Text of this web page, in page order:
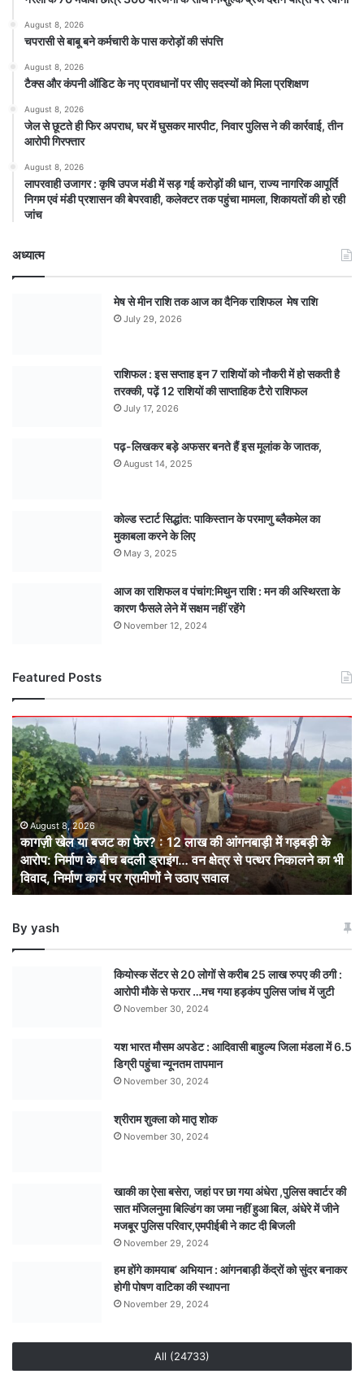
August 8, 2026
चपरासी से बाबू बने कर्मचारी के पास करोड़ों की संपत्ति
August 8, 2026
टैक्स और कंपनी ऑडिट के नए प्रावधानों पर सीए सदस्यों को मिला प्रशिक्षण
August 8, 2026
जेल से छूटते ही फिर अपराध, घर में घुसकर मारपीट, निवार पुलिस ने की कार्रवाई, तीन
आरोपी गिरफ्तार
August 8, 2026
लापरवाही उजागर : कृषि उपज मंडी में सड़ गई करोड़ों की धान, राज्य नागरिक आपूर्ति
निगम एवं मंडी प्रशासन की बेपरवाही, कलेक्टर तक पहुंचा मामला, शिकायतों की हो रही
जांच
अध्यात्म
मेष से मीन राशि तक आज का दैनिक राशिफल मेष राशि
July 29, 2026
राशिफल : इस सप्ताह इन 7 राशियों को नौकरी में हो सकती है
तरक्की, पढ़ें 12 राशियों की साप्ताहिक टैरो राशिफल
July 17, 2026
पढ़-लिखकर बड़े अफसर बनते हैं इस मूलांक के जातक,
August 14, 2025
कोल्ड स्टार्ट सिद्धांत: पाकिस्तान के परमाणु ब्लैकमेल का
मुकाबला करने के लिए
May 3, 2025
आज का राशिफल व पंचांग:मिथुन राशि : मन की अस्थिरता के
कारण फैसले लेने में सक्षम नहीं रहेंगे
November 12, 2024
Featured Posts
कागज़ी
खेल
या
बजट
का
फेर?
:
12
लाख
की
आंगनबाड़ी
गड़बड़ी
के
August 8, 2026
कागज़ी खेल या बजट का फेर? : 12 लाख की आंगनबाड़ी में गड़बड़ी के
आरोप: निर्माण के बीच बदली ड्राइंग… वन क्षेत्र से पत्थर निकालने का भी
विवाद, निर्माण कार्य पर ग्रामीणों ने उठाए सवाल
By yash
कियोस्क सेंटर से 20 लोगों से करीब 25 लाख रुपए की ठगी :
आरोपी मौके से फरार …मच गया हड़कंप पुलिस जांच में जुटी
November 30, 2024
यश भारत मौसम अपडेट : आदिवासी बाहुल्य जिला मंडला में 6.5
डिग्री पहुंचा न्यूनतम तापमान
November 30, 2024
श्रीराम शुक्ला को मातृ शोक
November 30, 2024
खाकी का ऐसा बसेरा, जहां पर छा गया अंधेरा ,पुलिस क्वार्टर की
सात मंजिलनुमा बिल्डिंग का जमा नहीं हुआ बिल, अंधेरे में जीने
मजबूर पुलिस परिवार,एमपीईबी ने काट दी बिजली
November 29, 2024
हम होंगे कामयाब’ अभियान : आंगनबाड़ी केंद्रों को सुंदर बनाकर
होगी पोषण वाटिका की स्थापना
November 29, 2024
All (24733)